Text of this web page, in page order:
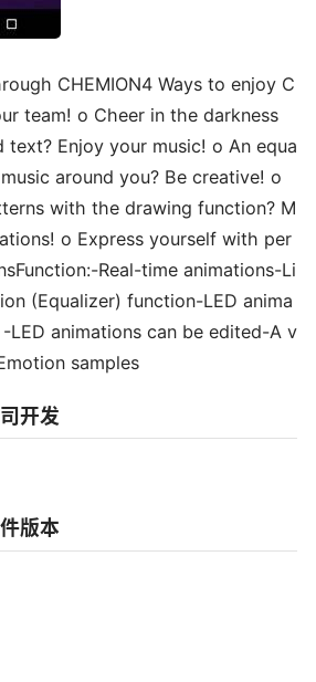
CHEMION4 Ways to enjoy C
team! o Cheer in the darkness
text? Enjoy your music! o An equa
around you? Be creative! o
with the drawing function? M
o Express yourself with per
Real-time animations-Li
(Equalizer) function-LED anima
LED animations can be edited-A v
samples
开发
版本